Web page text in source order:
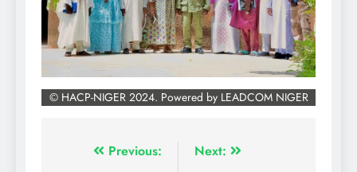
Navigation
Previous:
Next: